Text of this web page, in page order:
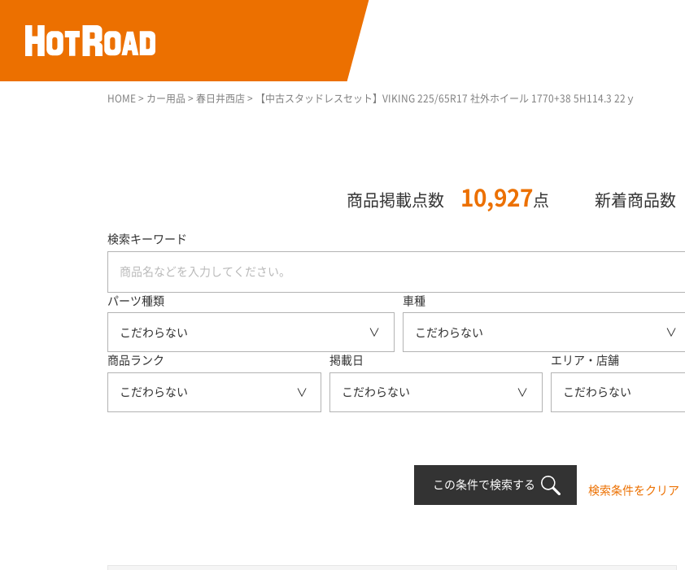
HOME > カー用品 > 春日井西店 > 【中古スタッドレスセット】VIKING 225/65R17 社外ホイール 1770+38 5H114.3 22ｙ
商品掲載点数 10,927点 新着商品数
検索キーワード
パーツ種類
こだわらない
車種
こだわらない
商品ランク
こだわらない
掲載日
こだわらない
エリア・店舗
こだわらない
この条件で検索する 検索条件をクリア